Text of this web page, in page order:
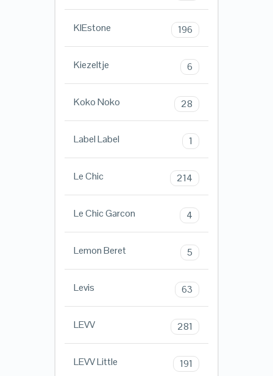
KIEstone 196
Kiezeltje 6
Koko Noko 28
Label Label 1
Le Chic 214
Le Chic Garcon 4
Lemon Beret 5
Levis 63
LEVV 281
LEVV Little 191